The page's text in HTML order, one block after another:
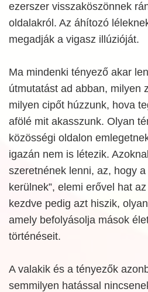
ezerszer visszaköszönnek
oldalakról. Az áhítozó
megadják a vigasz illúzióját.
Ma mindenki tényező akar
útmutatást ad abban, milyen
milyen cipőt húzzunk, hova
afölé mit akasszunk. Olyan
közösségi oldalon
igazán nem is létezik.
szeretnének lenni, az, hogy
kerülnek”, elemi erővel hat
kezdve pedig azt hiszik,
amely befolyásolja mások
történéseit.
A valakik és a tényezők
semmilyen hatással